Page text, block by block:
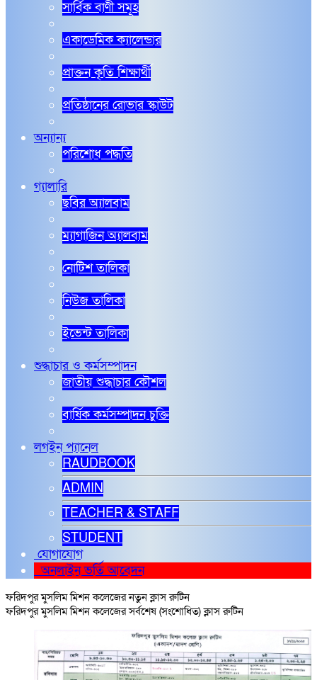
সার্বিক বাণী সমূহ
একাডেমিক ক্যালেন্ডার
প্রাক্তন কৃতি শিক্ষার্থী
প্রতিষ্ঠানের রোভার স্কাউট
অন্যান্য
পরিশোধ পদ্ধতি
গ্যালারি
ছবির অ্যালবাম
ম্যাগাজিন অ্যালবাম
নোটিশ তালিকা
নিউজ তালিকা
ইভেন্ট তালিকা
শুদ্ধাচার ও কর্মসম্পাদন
জাতীয় শুদ্ধাচার কৌশল
বার্ষিক কর্মসম্পাদন চুক্তি
লগইন প্যানেল
RAUDBOOK
ADMIN
TEACHER & STAFF
STUDENT
যোগাযোগ
অনলাইন ভর্তি আবেদন
ফরিদপুর মুসলিম মিশন কলেজের নতুন ক্লাস রুটিন
ফরিদপুর মুসলিম মিশন কলেজের সর্বশেষ (সংশোধিত) ক্লাস রুটিন